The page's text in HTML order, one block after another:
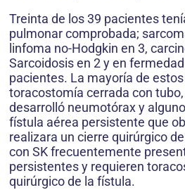
Treinta de los 39 pacientes
pulmonar comprobada;
linfoma no-Hodgkin en 3,
Sarcoidosis en 2 y en
pacientes. La mayoría de
toracostomía cerrada con
desarrolló neumotórax y
fístula aérea persistente que
realizara un cierre quirúrgico
con SK frecuentemente
persistentes y requieren
quirúrgico de la fístula.